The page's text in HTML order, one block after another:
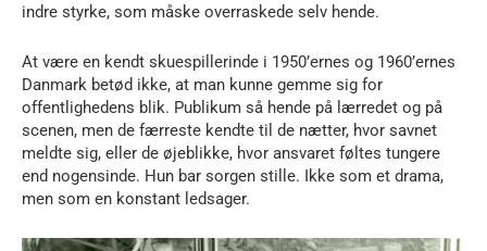
indre styrke, som måske overraskede selv hende.
At være en kendt skuespillerinde i 1950’ernes og 1960’ernes
Danmark betød ikke, at man kunne gemme sig for
offentlighedens blik. Publikum så hende på lærredet og på
scenen, men de færreste kendte til de nætter, hvor savnet
meldte sig, eller de øjeblikke, hvor ansvaret føltes tungere
end nogensinde. Hun bar sorgen stille. Ikke som et drama,
men som en konstant ledsager.